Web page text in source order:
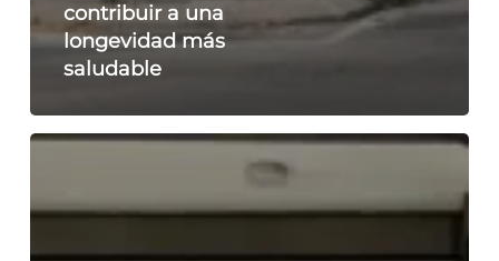
contribuir a una
longevidad más
saludable